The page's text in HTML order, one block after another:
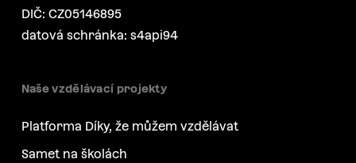
DIČ: CZ05146895
datová schránka: s4api94
Naše vzdělávací projekty
Platforma Díky, že můžem vzdělávat
Samet na školách